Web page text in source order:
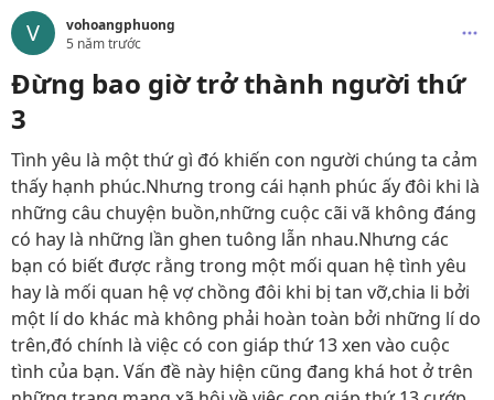
V
vohoangphuong
5 năm trước
Đừng bao giờ trở thành người thứ
3
Tình yêu là một thứ gì đó khiến con người chúng ta cảm
thấy hạnh phúc.Nhưng trong cái hạnh phúc ấy đôi khi là
những câu chuyện buồn,những cuộc cãi vã không đáng
có hay là những lần ghen tuông lẫn nhau.Nhưng các
bạn có biết được rằng trong một mối quan hệ tình yêu
hay là mối quan hệ vợ chồng đôi khi bị tan vỡ,chia li bởi
một lí do khác mà không phải hoàn toàn bởi những lí do
trên,đó chính là việc có con giáp thứ 13 xen vào cuộc
tình của bạn. Vấn đề này hiện cũng đang khá hot ở trên